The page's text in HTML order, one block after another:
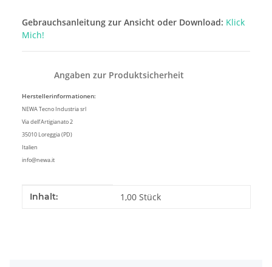
Gebrauchsanleitung zur Ansicht oder Download: Klick
Mich!
Angaben zur Produktsicherheit
Herstellerinformationen:
NEWA Tecno Industria srl
Via dell’Artigianato 2
35010 Loreggia (PD)
Italien
info@newa.it
Produkteigenschaft
Wert
Inhalt: 1,00 Stück